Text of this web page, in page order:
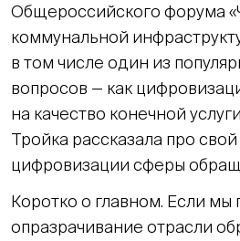
Общероссийского форума
коммунальной
в том числе один из
вопросов — как
на качество конечной
Тройка рассказала про
цифровизации сферы
Коротко о главном. Если мы
опразрачивание отрасли